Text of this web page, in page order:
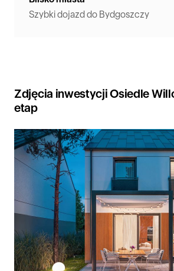
Szybki dojazd do Bydgoszczy
Zdjęcia inwestycji Osiedle
etap